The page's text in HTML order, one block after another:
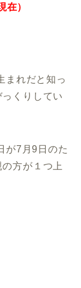
在）
まれだと知っ
くりしてい
が7月9日のた
方が１つ上